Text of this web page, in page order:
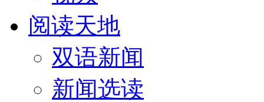
阅读天地
双语新闻
新闻选读